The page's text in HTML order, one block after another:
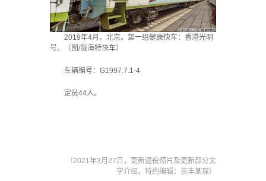
2019年4月。北京。第一组健康快车：香港光明
号。（图/陇海特快车）
车辆编号：G1997.7.1-4
定员44人。
（2021年3月27日，更新退役照片及更新部分文
字介绍。特约编辑：京丰某琛）